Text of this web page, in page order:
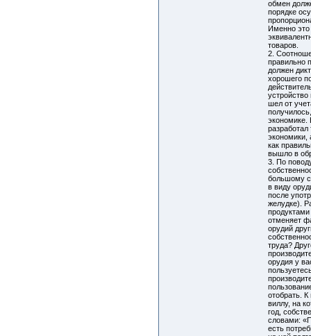
обмен
порядке
Именно это
товаров.
2.
правильно
должен
хорошего
шел от
экономике.
экономики,
как
вышло в
3. По
большому
в виду
после
желудке).
продуктами
отменяет
орудий
труда?
орудия у
отобрать.
виллу, на
год,
словами:
есть